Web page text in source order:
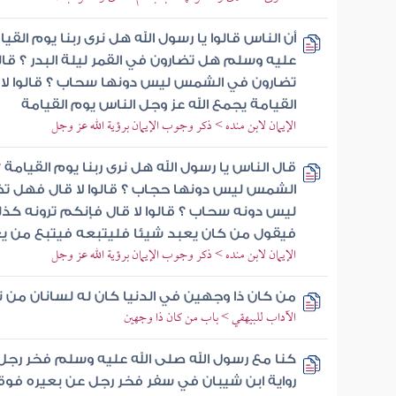
أن الناس قالوا يا رسول الله هل نرى ربنا يوم
عليه وسلم هل تضارون في القمر ليلة البدر ؟
تضارون في الشمس ليس دونها سحاب ؟ قالوا
القيامة يجمع الله عز وجل الناس يوم القيامة
الإيمان لابن منده > ذكر وجوب الإيمان برؤية الله عز وجل
قال الناس يا رسول الله هل نرى ربنا يوم
الشمس ليس دونها حجاب ؟ قالوا لا قال فهل
ليس دونه سحاب ؟ قالوا لا قال فإنكم ترونه
فيقول من كان يعبد شيئا فليتبعه فيتبع من
الإيمان لابن منده > ذكر وجوب الإيمان برؤية الله عز وجل
من كان ذا وجهين في الدنيا كان له لسانان من
الآداب للبيهقي > باب من كان ذا وجهين
كنا مع رسول الله صلى الله عليه وسلم فخر
رواية ابن شيبان في سفر فخر رجل عن بعيره